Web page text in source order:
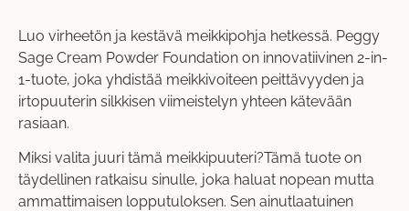
Luo virheetön ja kestävä meikkipohja hetkessä. Peggy
Sage Cream Powder Foundation on innovatiivinen 2-in-
1-tuote, joka yhdistää meikkivoiteen peittävyyden ja
irtopuuterin silkkisen viimeistelyn yhteen kätevään
rasiaan.
Miksi valita juuri tämä meikkipuuteri?Tämä tuote on
täydellinen ratkaisu sinulle, joka haluat nopean mutta
ammattimaisen lopputuloksen. Sen ainutlaatuinen